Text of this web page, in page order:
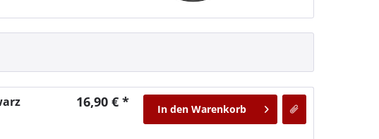
16,90 € * In den Warenkorb